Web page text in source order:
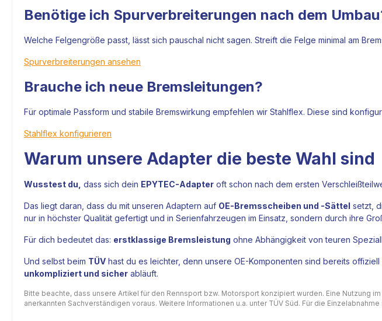
Benötige ich Spurverbreiterungen nach dem
Welche Felgengröße passt, lässt sich pauschal nicht sagen. Streift die Felge minimal am
Spurverbreiterungen ansehen
Brauche ich neue Bremsleitungen?
Für optimale Passform und stabile Bremswirkung empfehlen wir Stahlflex. Diese sind
Stahlflex konfigurieren
Warum unsere Adapter die beste Wahl sind
Wusstest du, dass sich dein EPYTEC-Adapter oft schon nach dem ersten
Das liegt daran, dass du mit unseren Adaptern auf OE-Bremsscheiben und -Sättel setzt,
nur in höchster Qualität gefertigt und in Serienfahrzeugen im Einsatz, sondern durch ihre
Für dich bedeutet das: erstklassige Bremsleistung ohne Abhängigkeit von teuren
Und selbst beim TÜV hast du es leichter, denn unsere OE-Komponenten sind bereits
unkompliziert und sicher abläuft.
Bitte beachte, dass unsere Artikel für den Rennsport bzw. Motorsport konzipiert wurden. Eine Nutzung
anerkannten Sachverständigen voraus. Weitere Informationen u.a. unter TÜV Süd. Für die